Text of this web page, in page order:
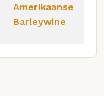
Amerikaanse
Barleywine